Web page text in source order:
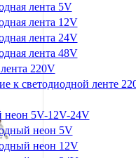
лента 5V
лента 12V
лента 24V
лента 48V
220V
к светодиодной ленте
неон 5V-12V-24V
неон 5V
неон 12V